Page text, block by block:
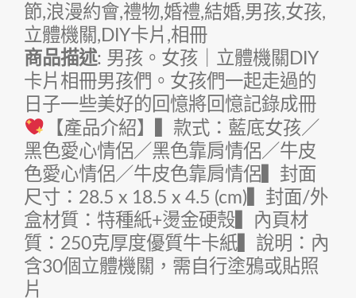
節,浪漫約會,禮物,婚禮,結婚,男孩,女孩,
立體機關,DIY卡片,相冊
商品描述: 男孩。女孩｜立體機關DIY
卡片相冊男孩們。女孩們一起走過的
日子一些美好的回憶將回憶記錄成冊
【產品介紹】▍款式：藍底女孩／
黑色愛心情侶／黑色靠肩情侶／牛皮
色愛心情侶／牛皮色靠肩情侶▍封面
尺寸：28.5 x 18.5 x 4.5 (cm)▍封面/外
盒材質：特種紙+燙金硬殼▍內頁材
質：250克厚度優質牛卡紙▍說明：內
含30個立體機關，需自行塗鴉或貼照
片